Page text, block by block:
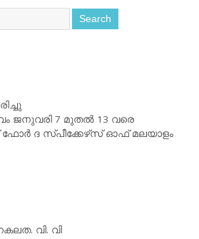
ജനുവരി 7 മുതല്‍ 13 വരെ
ഫോര്‍ ദ സ്പീക്കേഴ്‌സ് ഓഫ് മലയാളം
വി. വി